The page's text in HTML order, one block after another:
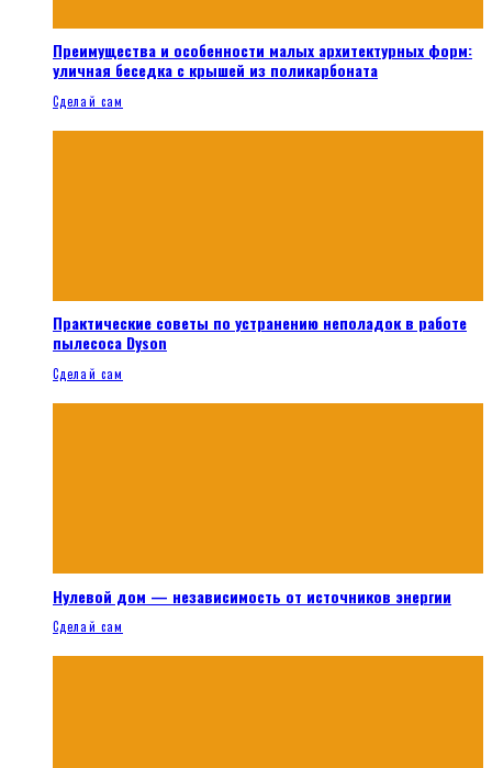
Преимущества и особенности малых архитектурных форм:
уличная беседка с крышей из поликарбоната
Сделай сам
Практические советы по устранению неполадок в работе
пылесоса Dyson
Сделай сам
Нулевой дом — независимость от источников энергии
Сделай сам